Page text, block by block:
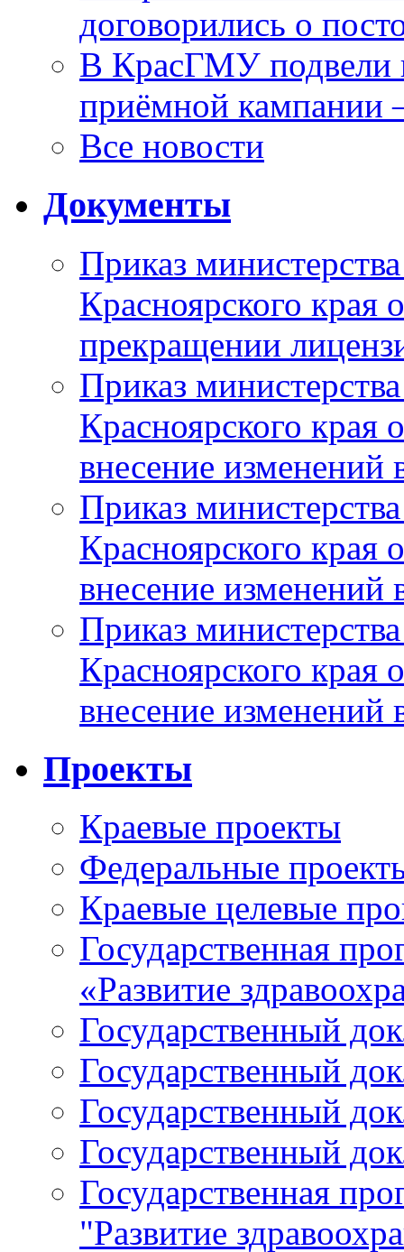
договорились о
В КрасГМУ подвели
приёмной кампании
Все новости
Документы
Приказ
Красноярского
прекращении
Приказ
Красноярского
внесение изменений
Приказ
Красноярского
внесение изменений
Приказ
Красноярского
внесение изменений
Проекты
Краевые проекты
Федеральные
Краевые целевые
Государственная
«Развитие
Государственный
Государственный
Государственный
Государственный
Государственная
"Развитие